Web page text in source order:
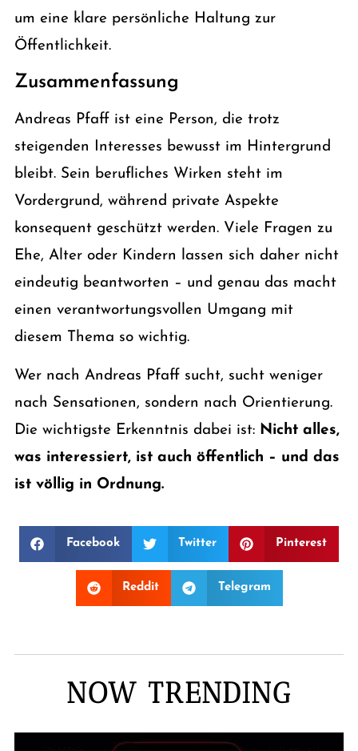
um eine klare persönliche Haltung zur
Öffentlichkeit.
Zusammenfassung
Andreas Pfaff ist eine Person, die trotz
steigenden Interesses bewusst im Hintergrund
bleibt. Sein berufliches Wirken steht im
Vordergrund, während private Aspekte
konsequent geschützt werden. Viele Fragen zu
Ehe, Alter oder Kindern lassen sich daher nicht
eindeutig beantworten – und genau das macht
einen verantwortungsvollen Umgang mit
diesem Thema so wichtig.
Wer nach Andreas Pfaff sucht, sucht weniger
nach Sensationen, sondern nach Orientierung.
Die wichtigste Erkenntnis dabei ist: Nicht alles,
was interessiert, ist auch öffentlich – und das
ist völlig in Ordnung.
Facebook Twitter Pinterest
Reddit Telegram
NOW TRENDING